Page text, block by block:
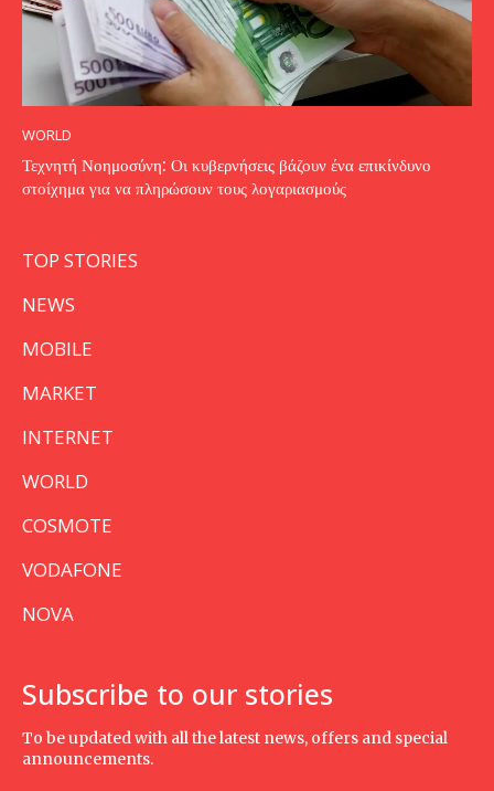
WORLD
Τεχνητή Νοημοσύνη: Οι κυβερνήσεις βάζουν ένα επικίνδυνο
στοίχημα για να πληρώσουν τους λογαριασμούς
TOP STORIES
NEWS
MOBILE
MARKET
INTERNET
WORLD
COSMOTE
VODAFONE
NOVA
Subscribe to our stories
To be updated with all the latest news, offers and special
announcements.